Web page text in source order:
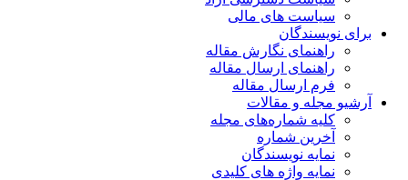
سیاست های مالی
برای نویسندگان
راهنمای نگارش مقاله
راهنمای ارسال مقاله
فرم ارسال مقاله
آرشیو مجله و مقالات
کلیه شماره‌های مجله
آخرین شماره
نمایه نویسندگان
نمایه واژه های کلیدی